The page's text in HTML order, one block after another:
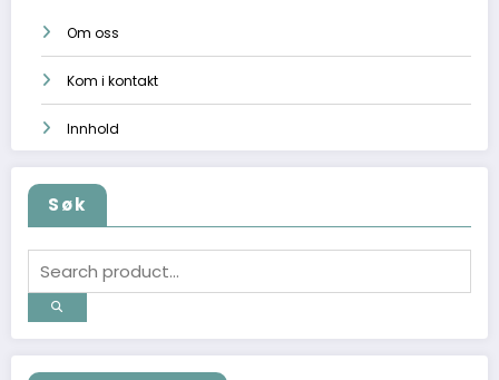
Om oss
Kom i kontakt
Innhold
Søk